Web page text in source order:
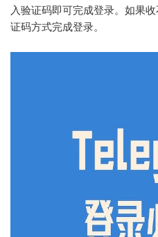
入验证码即可完成登录。如果
证码方式完成登录。